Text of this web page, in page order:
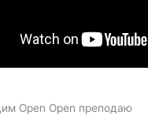
Open Open преподаю